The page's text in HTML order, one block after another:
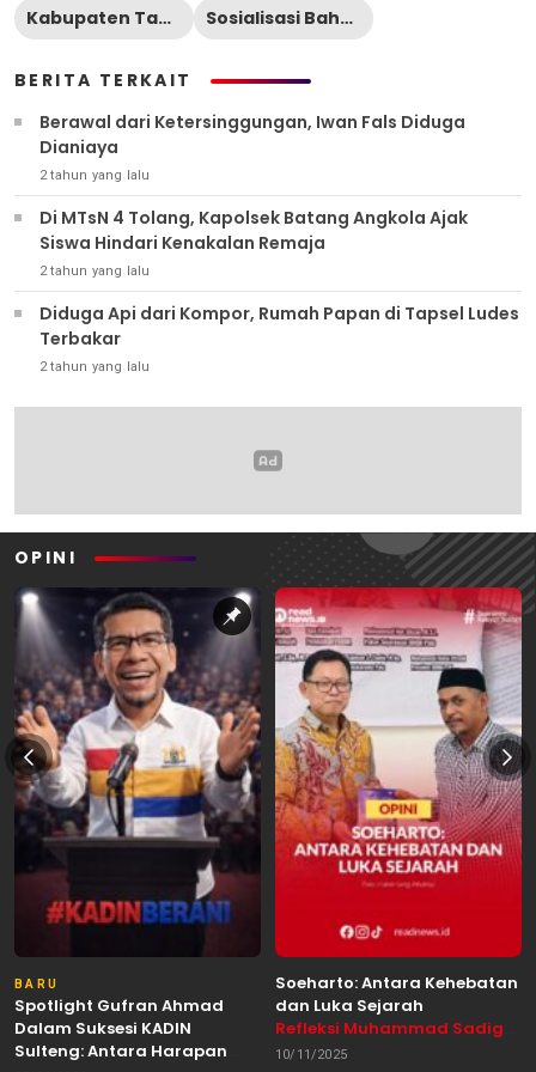
Kabupaten Tapanuli Selatan Sosialisasi Bahaya Narkoba
BERITA TERKAIT
Berawal dari Ketersinggungan, Iwan Fals Diduga
Dianiaya
2 tahun yang lalu
Di MTsN 4 Tolang, Kapolsek Batang Angkola Ajak
Siswa Hindari Kenakalan Remaja
2 tahun yang lalu
Diduga Api dari Kompor, Rumah Papan di Tapsel Ludes
Terbakar
2 tahun yang lalu
OPINI
BARU
Spotlight Gufran Ahmad
Dalam Suksesi KADIN
Sulteng: Antara Harapan
Soeharto: Antara Kehebatan
dan Luka Sejarah
Refleksi Muhammad Sadig
Alhabsyie, Akademisi UIN
10/11/2025